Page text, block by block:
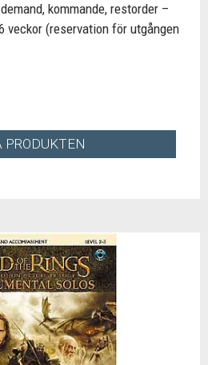
kommande, restorder –
veckor (reservation för utgången
PRODUKTEN